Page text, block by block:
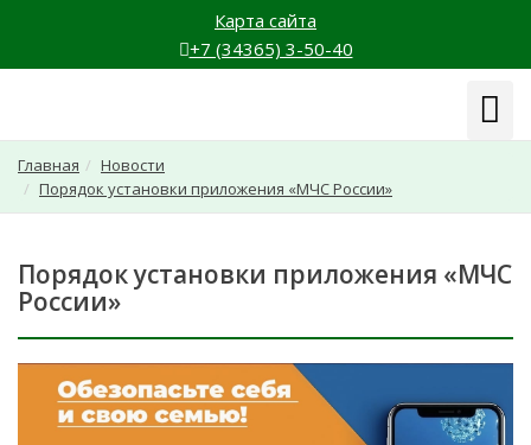
Карта сайта
+7 (34365) 3-50-40
Главная
Новости
Порядок установки приложения «МЧС России»
Порядок установки приложения «МЧС
России»